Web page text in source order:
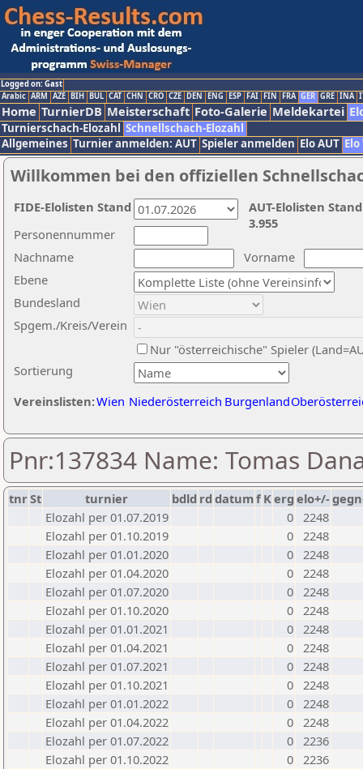
Logged on: Gast
Arabic ARM AZE BIH BUL CAT CHN CRO CZE DEN ENG ESP FAI FIN FRA GER GRE INA
Home TurnierDB Meisterschaft Foto-Galerie Meldekartei
Turnierschach-Elozahl Schnellschach-Elozahl
Allgemeines Turnier anmelden: AUT Spieler anmelden Elo AUT
Willkommen bei den offiziellen
Nachname
Vorname
Ebene
Sortierung
Personennummer
Bundesland
Spgem./Kreis/Verein
Nur "österreichische" Spieler
Vereinslisten:Wien Niederösterreich Burgenland
AUT-Elolisten
3.955
FIDE-Elolisten Stand
Pnr:137834 Name: Tomas
tnrSt turnier bdld rd datumf Kerg elo+/-
Elozahl per 01.07.2019
0 2248
Elozahl per 01.10.2019
0 2248
Elozahl per 01.01.2020
0 2248
Elozahl per 01.04.2020
0 2248
Elozahl per 01.07.2020
0 2248
Elozahl per 01.10.2020
0 2248
Elozahl per 01.01.2021
0 2248
Elozahl per 01.04.2021
0 2248
Elozahl per 01.07.2021
0 2248
Elozahl per 01.10.2021
0 2248
Elozahl per 01.01.2022
0 2248
Elozahl per 01.04.2022
0 2248
Elozahl per 01.07.2022
0 2236
Elozahl per 01.10.2022
0 2236